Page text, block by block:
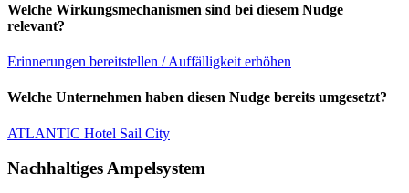
Welche Wirkungsmechanismen sind bei diesem Nudge
relevant?
Erinnerungen bereitstellen / Auffälligkeit erhöhen
Welche Unternehmen haben diesen Nudge bereits umgesetzt?
ATLANTIC Hotel Sail City
Nachhaltiges Ampelsystem